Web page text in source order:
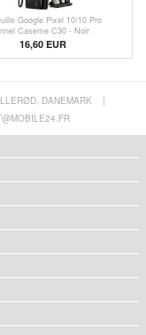
Google Pixel 10/10 Pro
Caseme C30 - Noir
16,60 EUR
DANEMARK
|